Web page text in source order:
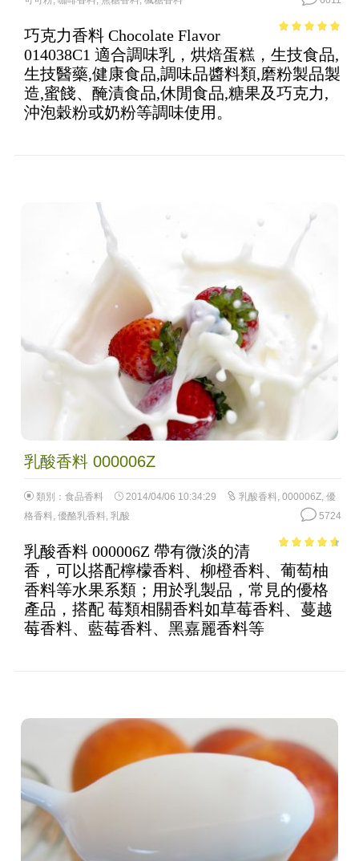
5
巧克力香料 Chocolate Flavor
014038C1 適合調味乳，烘焙蛋糕，生技食品,
生技醫藥,健康食品,調味品醬料類,磨粉製品製
造,蜜餞、醃漬食品,休閒食品,糖果及巧克力,
沖泡穀粉或奶粉等調味使用。
乳酸香料 000006Z
類別： 食品香料 2014/04/06 10:34:29 乳酸香料, 000006Z, 優
格香料, 優酪乳香料, 乳酸 5724
of 5
乳酸香料 000006Z 帶有微淡的清
香，可以搭配檸檬香料、柳橙香料、葡萄柚
香料等水果系類；用於乳製品，常見的優格
產品，搭配 莓類相關香料如草莓香料、蔓越
莓香料、藍莓香料、黑嘉麗香料等